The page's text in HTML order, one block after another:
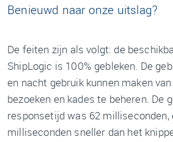
Benieuwd naar onze uitslag?
De feiten zijn als volgt: de
ShipLogic is 100% gebleken. De
en nacht gebruik kunnen maken
bezoeken en kades te beheren. De
responsetijd was 62 milliseconden,
milliseconden sneller dan het